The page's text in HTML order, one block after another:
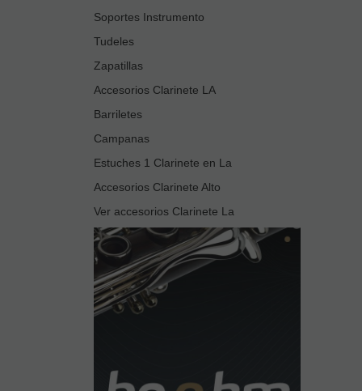
Soportes Instrumento
Tudeles
Zapatillas
Accesorios Clarinete LA
Barriletes
Campanas
Estuches 1 Clarinete en La
Accesorios Clarinete Alto
Ver accesorios Clarinete La